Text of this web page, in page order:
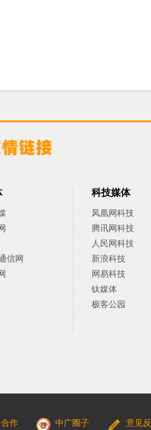
信网
科技媒体
凤凰网科技
腾讯网科技
人民网科技
新浪科技
网易科技
钛媒体
极客公园
作 中广圈子 意见